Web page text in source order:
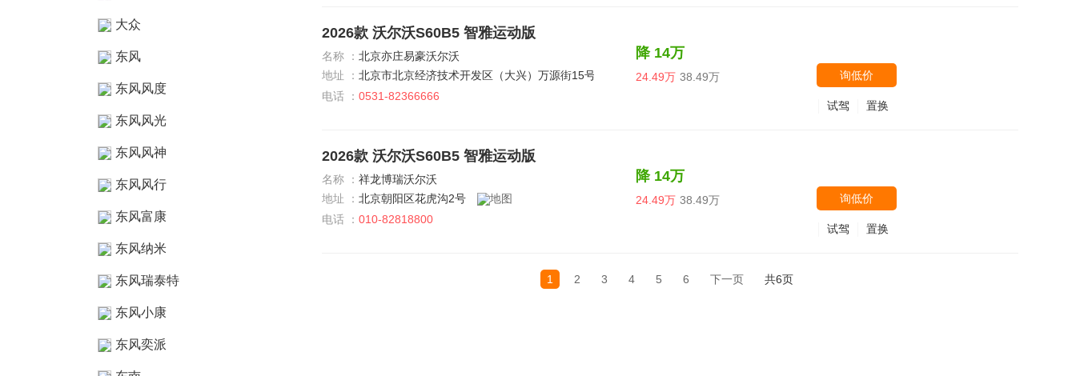
大众
东风
东风风度
东风风光
东风风神
东风风行
东风富康
东风纳米
东风瑞泰特
东风小康
东风奕派
2026款 沃尔沃S60B5 智雅运动版
名称 ： 北京亦庄易豪沃尔沃
地址 ： 北京市北京经济技术开发区（大兴）万源街15号
电话 ： 0531-82366666
降 14万
24.49万 38.49万 询低价
置换
试驾
2026款 沃尔沃S60B5 智雅运动版
名称 ： 祥龙博瑞沃尔沃
地址 ： 北京朝阳区花虎沟2号
电话 ： 010-82818800
降 14万
24.49万 38.49万 询低价
置换
试驾
1 2 3 4 5 6 下一页 共6页